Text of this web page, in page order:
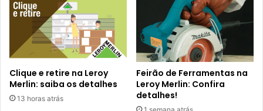
Clique e retire na Leroy
Merlin: saiba os detalhes
13 horas atrás
Feirão de Ferramentas na
Leroy Merlin: Confira
detalhes!